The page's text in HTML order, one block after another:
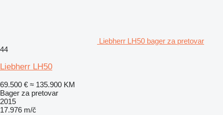
Liebherr LH50 bager za pretovar
44
Liebherr LH50
69.500 € ≈ 135.900 KM
Bager za pretovar
2015
17.976 m/č